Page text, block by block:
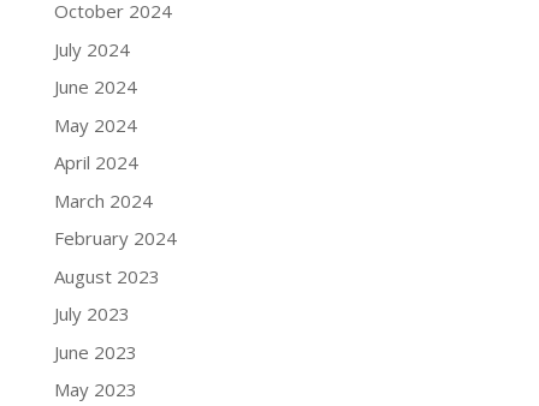
October 2024
July 2024
June 2024
May 2024
April 2024
March 2024
February 2024
August 2023
July 2023
June 2023
May 2023